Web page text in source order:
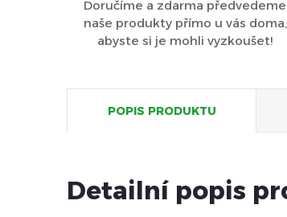
Doručíme a zdarma předvedeme
naše produkty přímo u vás doma,
abyste si je mohli vyzkoušet!
POPIS PRODUKTU
Detailní popis